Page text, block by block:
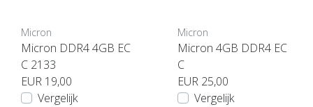
Micron
Micron DDR4 4GB EC
C 2133
EUR 19,00
Vergelijk
Micron
Micron 4GB DDR4 EC
C
EUR 25,00
Vergelijk